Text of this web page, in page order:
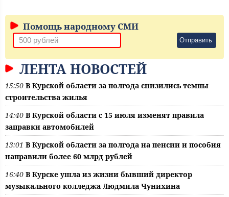
Помощь народному СМИ
Отправить
ЛЕНТА НОВОСТЕЙ
15:50 В Курской области за полгода снизились темпы
строительства жилья
14:40 В Курской области с 15 июля изменят правила
заправки автомобилей
13:01 В Курской области за полгода на пенсии и пособия
направили более 60 млрд рублей
16:40 В Курске ушла из жизни бывший директор
музыкального колледжа Людмила Чунихина